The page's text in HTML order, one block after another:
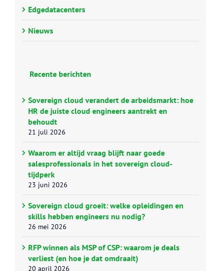
Edgedatacenters
Nieuws
Recente berichten
Sovereign cloud verandert de arbeidsmarkt: hoe
HR de juiste cloud engineers aantrekt en
behoudt
21 juli 2026
Waarom er altijd vraag blijft naar goede
salesprofessionals in het sovereign cloud-
tijdperk
23 juni 2026
Sovereign cloud groeit: welke opleidingen en
skills hebben engineers nu nodig?
26 mei 2026
RFP winnen als MSP of CSP: waarom je deals
verliest (en hoe je dat omdraait)
20 april 2026